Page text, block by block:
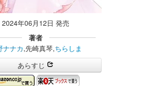
2024年06月12日 発売
著者
ナナカ,先崎真琴,ちらしま
あらすじ